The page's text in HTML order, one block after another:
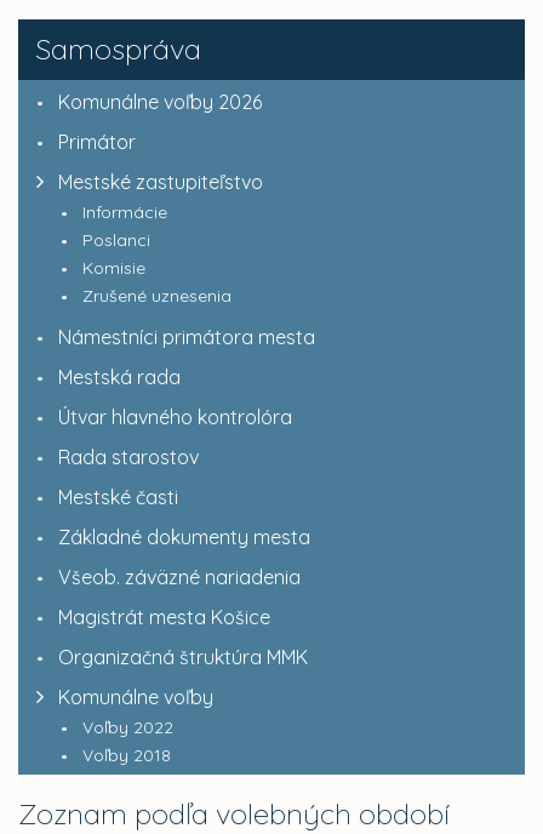
Samospráva
Komunálne voľby 2026
Primátor
Mestské zastupiteľstvo
Informácie
Poslanci
Komisie
Zrušené uznesenia
Námestníci primátora mesta
Mestská rada
Útvar hlavného kontrolóra
Rada starostov
Mestské časti
Základné dokumenty mesta
Všeob. záväzné nariadenia
Magistrát mesta Košice
Organizačná štruktúra MMK
Komunálne voľby
Voľby 2022
Voľby 2018
Zoznam podľa volebných období